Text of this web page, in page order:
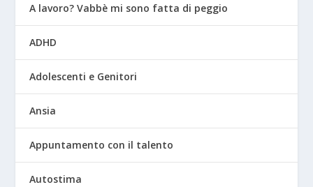
A lavoro? Vabbè mi sono fatta di peggio
ADHD
Adolescenti e Genitori
Ansia
Appuntamento con il talento
Autostima